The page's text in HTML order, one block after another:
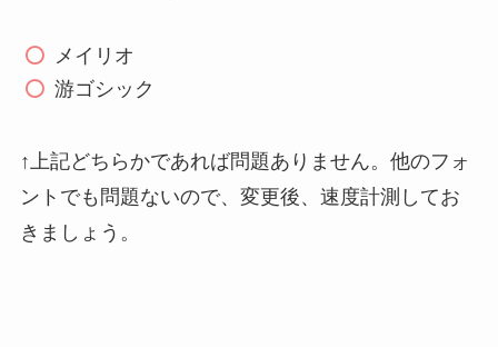
メイリオ
游ゴシック
↑上記どちらかであれば問題ありません。他のフォ
ントでも問題ないので、変更後、速度計測してお
きましょう。